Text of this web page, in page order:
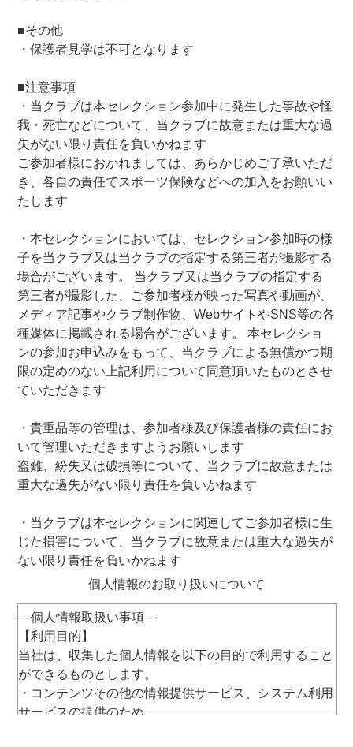
■その他
・保護者見学は不可となります
■注意事項
・当クラブは本セレクション参加中に発生した事故や怪
我・死亡などについて、当クラブに故意または重大な過
失がない限り責任を負いかねます
ご参加者様におかれましては、あらかじめご了承いただ
き、各自の責任でスポーツ保険などへの加入をお願いい
たします
・本セレクションにおいては、セレクション参加時の様
子を当クラブ又は当クラブの指定する第三者が撮影する
場合がございます。 当クラブ又は当クラブの指定する
第三者が撮影した、ご参加者様が映った写真や動画が、
メディア記事やクラブ制作物、WebサイトやSNS等の各
種媒体に掲載される場合がございます。 本セレクショ
ンの参加お申込みをもって、当クラブによる無償かつ期
限の定めのない上記利用について同意頂いたものとさせ
ていただきます
・貴重品等の管理は、参加者様及び保護者様の責任にお
いて管理いただきますようお願いします
盗難、紛失又は破損等について、当クラブに故意または
重大な過失がない限り責任を負いかねます
・当クラブは本セレクションに関連してご参加者様に生
じた損害について、当クラブに故意または重大な過失が
ない限り責任を負いかねます
個人情報のお取り扱いについて
―個人情報取扱い事項―
【利用目的】
当社は、収集した個人情報を以下の目的で利用すること
ができるものとします。
・コンテンツその他の情報提供サービス、システム利用
サービスの提供のため